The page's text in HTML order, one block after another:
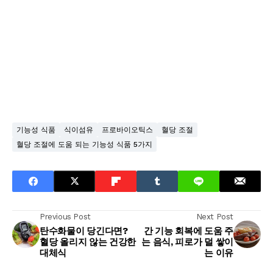
기능성 식품 식이섬유 프로바이오틱스
혈당 조절
혈당 조절에 도움 되는 기능성 식품 5가지
Previous Post
탄수화물이 당긴다면?
혈당 올리지 않는 건강한
대체식
Next Post
간 기능 회복에 도움 주
는 음식, 피로가 덜 쌓이
는 이유